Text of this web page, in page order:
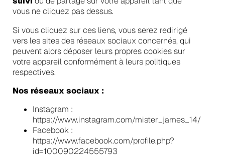
vous ne cliquez pas dessus.
Si vous cliquez sur ces liens, vous serez redirigé
vers les sites des réseaux sociaux concernés, qui
peuvent alors déposer leurs propres cookies sur
votre appareil conformément à leurs politiques
respectives.
Nos réseaux sociaux :
Instagram :
https://www.instagram.com/mister_james_14/
Facebook :
https://www.facebook.com/profile.php?
id=100090224555793